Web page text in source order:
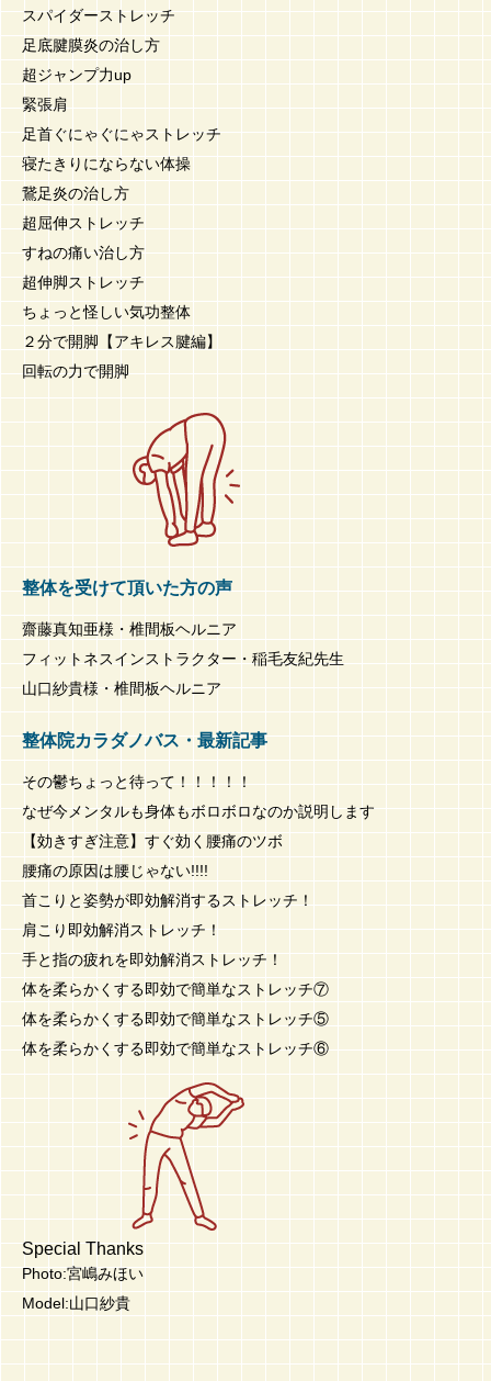
スパイダーストレッチ
足底腱膜炎の治し方
超ジャンプ力up
緊張肩
足首ぐにゃぐにゃストレッチ
寝たきりにならない体操
鵞足炎の治し方
超屈伸ストレッチ
すねの痛い治し方
超伸脚ストレッチ
ちょっと怪しい気功整体
２分で開脚【アキレス腱編】
回転の力で開脚
整体を受けて頂いた方の声
齋藤真知亜様・椎間板ヘルニア
フィットネスインストラクター・稲毛友紀先生
山口紗貴様・椎間板ヘルニア
整体院カラダノバス・最新記事
その鬱ちょっと待って！！！！！
なぜ今メンタルも身体もボロボロなのか説明します
【効きすぎ注意】すぐ効く腰痛のツボ
腰痛の原因は腰じゃない!!!!
首こりと姿勢が即効解消するストレッチ！
肩こり即効解消ストレッチ！
手と指の疲れを即効解消ストレッチ！
体を柔らかくする即効で簡単なストレッチ⑦
体を柔らかくする即効で簡単なストレッチ⑤
体を柔らかくする即効で簡単なストレッチ⑥
Special Thanks
Photo:宮嶋みほい
Model:山口紗貴